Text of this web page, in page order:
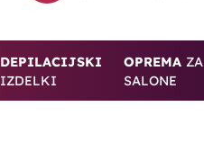
DEPILACIJSKI
IZDELKI
OPREMAZA
SALONE